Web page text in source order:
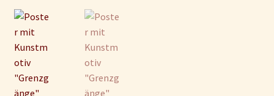
Kontakt
Mein Konto